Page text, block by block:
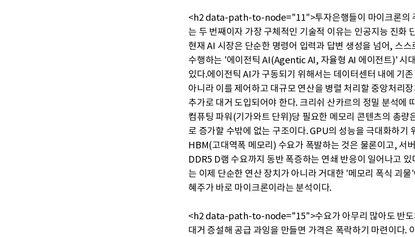
<h2 data-path-to-node="11">투자은행들이 마이크론의
는 두 번째이자 가장 구체적인 기술적 이유는 인공지능 진화
현재 AI 시장은 단순한 명령어 입력과 답변 생성을 넘어, 스스
수행하는 '에이전틱 AI(Agentic AI, 자율형 AI 에이전트)' 시
있다.에이전틱 AI가 구동되기 위해서는 데이터센터 내에 기
아니라 이를 제어하고 대규모 연산을 병렬 처리할 중앙처리
추가로 대거 도입되어야 한다. 크리쉬 산카르의 정밀 분석에
컴퓨팅 파워(기가와트 단위)당 필요한 메모리 콘텐츠의 총량
로 증가할 수밖에 없는 구조이다. GPU의 성능을 극대화하기
HBM(고대역폭 메모리) 수요가 폭발하는 것은 물론이고, 서
DDR5 D램 수요까지 동반 폭증하는 연쇄 반응이 일어나고 있
는 이제 단순한 연산 장치가 아니라 거대한 '메모리 폭식 괴
혜주가 바로 마이크론이라는 분석이다.
<h2 data-path-to-node="15">수요가 아무리 많아도 반도
대거 증설해 공급 과잉을 만들면 가격은 폭락하기 마련이다.